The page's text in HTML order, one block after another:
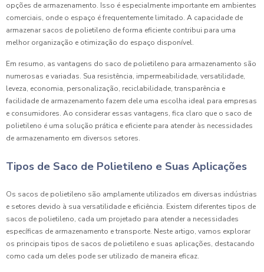
opções de armazenamento. Isso é especialmente importante em ambientes
comerciais, onde o espaço é frequentemente limitado. A capacidade de
armazenar sacos de polietileno de forma eficiente contribui para uma
melhor organização e otimização do espaço disponível.
Em resumo, as vantagens do saco de polietileno para armazenamento são
numerosas e variadas. Sua resistência, impermeabilidade, versatilidade,
leveza, economia, personalização, reciclabilidade, transparência e
facilidade de armazenamento fazem dele uma escolha ideal para empresas
e consumidores. Ao considerar essas vantagens, fica claro que o saco de
polietileno é uma solução prática e eficiente para atender às necessidades
de armazenamento em diversos setores.
Tipos de Saco de Polietileno e Suas Aplicações
Os sacos de polietileno são amplamente utilizados em diversas indústrias
e setores devido à sua versatilidade e eficiência. Existem diferentes tipos de
sacos de polietileno, cada um projetado para atender a necessidades
específicas de armazenamento e transporte. Neste artigo, vamos explorar
os principais tipos de sacos de polietileno e suas aplicações, destacando
como cada um deles pode ser utilizado de maneira eficaz.